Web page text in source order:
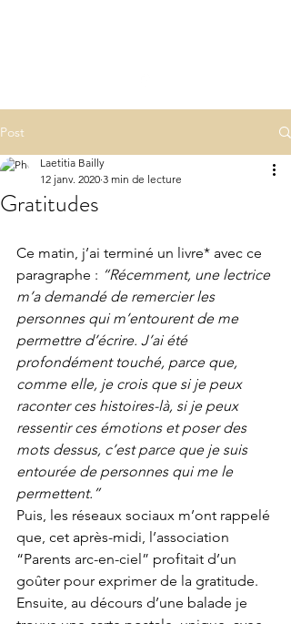
Post
Gratitudes
Laetitia Bailly
12 janv. 2020 3 min de lecture
Ce matin, j’ai terminé un livre* avec ce
paragraphe : “Récemment, une lectrice
m’a demandé de remercier les
personnes qui m’entourent de me
permettre d’écrire. J’ai été
profondément touché, parce que,
comme elle, je crois que si je peux
raconter ces histoires-là, si je peux
ressentir ces émotions et poser des
mots dessus, c’est parce que je suis
entourée de personnes qui me le
permettent.”
Puis, les réseaux sociaux m’ont rappelé
que, cet après-midi, l’association
“Parents arc-en-ciel” profitait d’un
goûter pour exprimer de la gratitude.
Ensuite, au décours d’une balade je